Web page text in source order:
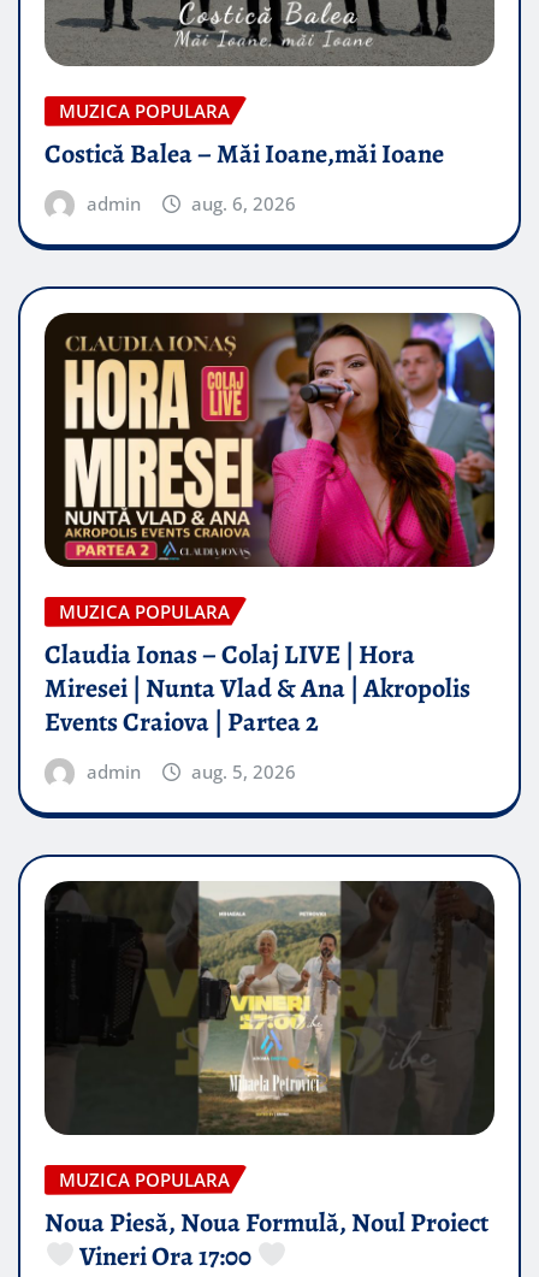
MUZICA POPULARA
Costică Balea – Măi Ioane,măi Ioane
admin aug. 6, 2026
MUZICA POPULARA
Claudia Ionas – Colaj LIVE | Hora
Miresei | Nunta Vlad & Ana | Akropolis
Events Craiova | Partea 2
admin aug. 5, 2026
MUZICA POPULARA
Noua Piesă, Noua Formulă, Noul Proiect
Vineri Ora 17:00